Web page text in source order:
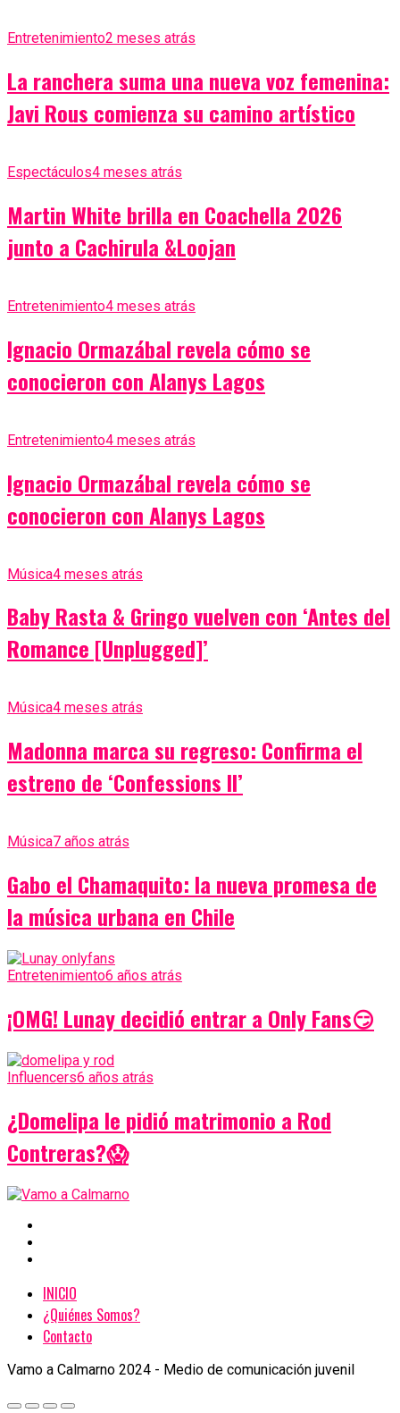
Entretenimiento2 meses atrás
La ranchera suma una nueva voz femenina:
Javi Rous comienza su camino artístico
Espectáculos4 meses atrás
Martin White brilla en Coachella 2026
junto a Cachirula &Loojan
Entretenimiento4 meses atrás
Ignacio Ormazábal revela cómo se
conocieron con Alanys Lagos
Entretenimiento4 meses atrás
Ignacio Ormazábal revela cómo se
conocieron con Alanys Lagos
Música4 meses atrás
Baby Rasta & Gringo vuelven con ‘Antes del
Romance [Unplugged]’
Música4 meses atrás
Madonna marca su regreso: Confirma el
estreno de ‘Confessions II’
Música7 años atrás
Gabo el Chamaquito: la nueva promesa de
la música urbana en Chile
Entretenimiento6 años atrás
¡OMG! Lunay decidió entrar a Only Fans😏
Influencers6 años atrás
¿Domelipa le pidió matrimonio a Rod
Contreras?😱
INICIO
¿Quiénes Somos?
Contacto
Vamo a Calmarno 2024 - Medio de comunicación juvenil